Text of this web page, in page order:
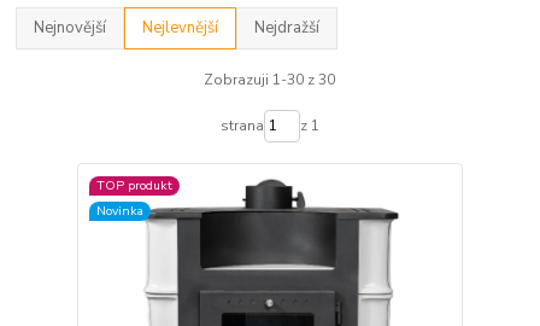
Nejnovější Nejlevnější Nejdražší
Zobrazuji 1-30 z 30
strana z 1
TOP produkt
Novinka